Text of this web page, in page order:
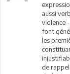
aussi
violence
font
les
de